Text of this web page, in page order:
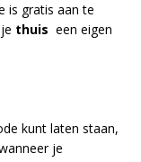
is gratis aan te
thuis een eigen
kunt laten staan,
je